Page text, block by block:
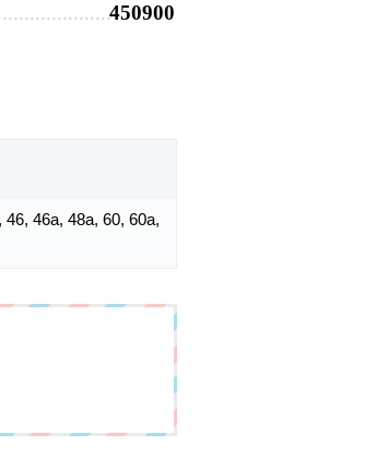
450900
46а, 48а, 60, 60а,